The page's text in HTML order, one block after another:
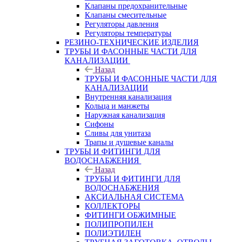
Клапаны предохранительные
Клапаны смесительные
Регуляторы давления
Регуляторы температуры
РЕЗИНО-ТЕХНИЧЕСКИЕ ИЗДЕЛИЯ
ТРУБЫ И ФАСОННЫЕ ЧАСТИ ДЛЯ
КАНАЛИЗАЦИИ
Назад
ТРУБЫ И ФАСОННЫЕ ЧАСТИ ДЛЯ
КАНАЛИЗАЦИИ
Внутренняя канализация
Кольца и манжеты
Наружная канализация
Сифоны
Сливы для унитаза
Трапы и душевые каналы
ТРУБЫ И ФИТИНГИ ДЛЯ
ВОДОСНАБЖЕНИЯ
Назад
ТРУБЫ И ФИТИНГИ ДЛЯ
ВОДОСНАБЖЕНИЯ
АКСИАЛЬНАЯ СИСТЕМА
КОЛЛЕКТОРЫ
ФИТИНГИ ОБЖИМНЫЕ
ПОЛИПРОПИЛЕН
ПОЛИЭТИЛЕН